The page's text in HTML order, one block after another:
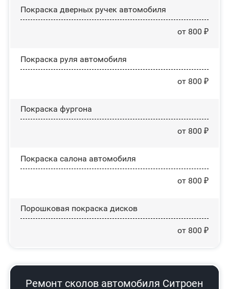
Покраска дверных ручек автомобиля
от 800 ₽
Покраска руля автомобиля
от 800 ₽
Покраска фургона
от 800 ₽
Покраска салона автомобиля
от 800 ₽
Порошковая покраска дисков
от 800 ₽
Ремонт сколов автомобиля Ситроен